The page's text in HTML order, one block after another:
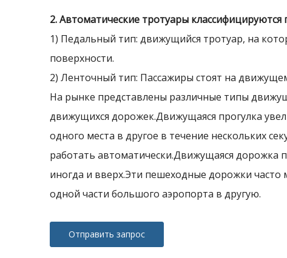
2. Автоматические тротуары классифицируются
1) Педальный тип: движущийся тротуар, на
поверхности.
2) Ленточный тип: Пассажиры стоят на
На рынке представлены различные типы
движущихся дорожек.Движущаяся прогулка
одного места в другое в течение нескольких
работать автоматически.Движущаяся дорожка
иногда и вверх.Эти пешеходные дорожки часто
одной части большого аэропорта в другую.
Отправить запрос